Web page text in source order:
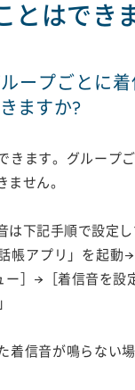
とはでき
ープごとに
ますか?
きます。グループ
ません。
は下記手順で設定し
話帳アプリ」を起動
ー］→［着信音を設
着信音が鳴らない